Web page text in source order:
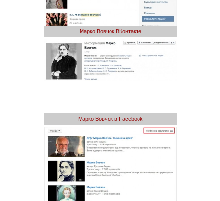
Марко Вовчок ВКонтакте
Марко Вовчок в Facebook